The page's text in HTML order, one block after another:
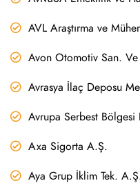
AVL Araştırma ve
Avon Otomotiv San.
Avrasya İlaç Deposu
Avrupa Serbest
Axa Sigorta A.Ş.
Aya Grup İklim Tek.